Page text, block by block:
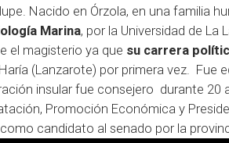
Nacido en Órzola, en una familia
Marina, por la Universidad de La
el magisterio ya que su carrera
(Lanzarote) por primera vez. Fue
insular fue consejero durante
Promoción Económica y
candidato al senado por la